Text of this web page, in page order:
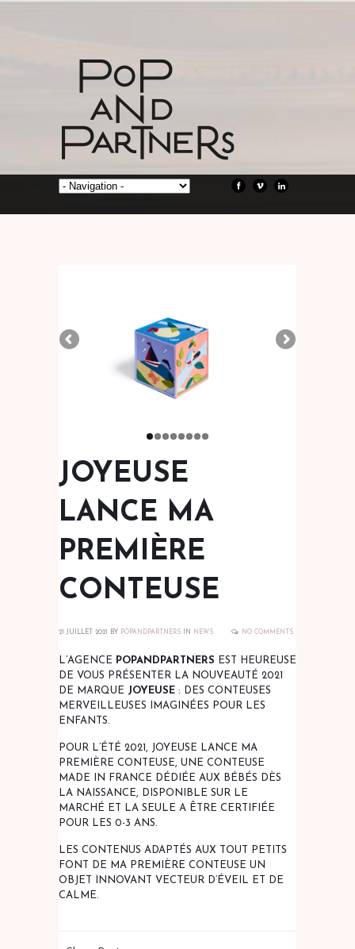
JOYEUSE
LANCE MA
PREMIÈRE
CONTEUSE
21 JUILLET 2021 BY POPANDPARTNERS IN NEWS NO COMMENTS
L’AGENCE POPANDPARTNERS EST HEUREUSE
DE VOUS PRÉSENTER LA NOUVEAUTÉ 2021
DE MARQUE JOYEUSE : DES CONTEUSES
MERVEILLEUSES IMAGINÉES POUR LES
ENFANTS.
POUR L’ÉTÉ 2021, JOYEUSE LANCE
MA
PREMIÈRE CONTEUSE, UNE CONTEUSE
MADE IN FRANCE DÉDIÉE AUX BÉBÉS DÈS
LA NAISSANCE, DISPONIBLE SUR LE
MARCHÉ ET LA SEULE A ÊTRE CERTIFIÉE
POUR LES 0-3 ANS.
LES CONTENUS ADAPTÉS AUX TOUT PETITS
FONT DE MA PREMIÈRE CONTEUSE UN
OBJET INNOVANT VECTEUR D’ÉVEIL ET DE
CALME.